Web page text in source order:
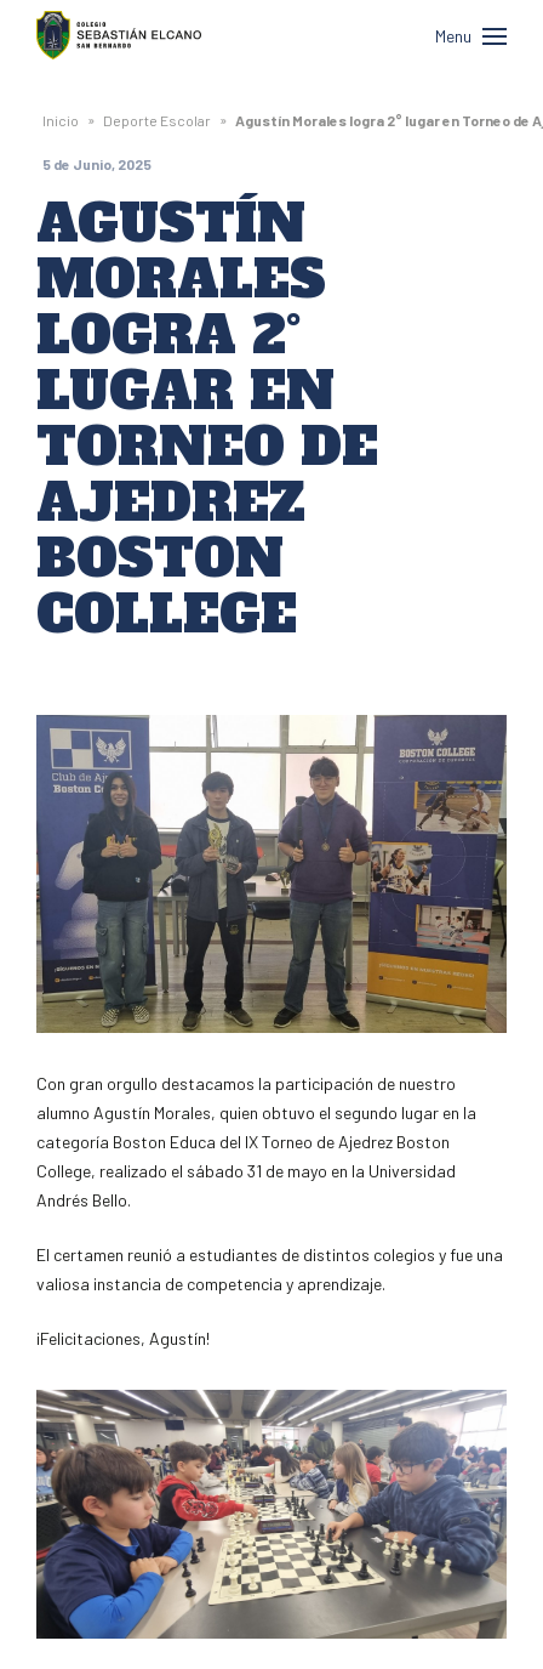
Colegio
Sebastián
Elcano
de
San
Bernardo
Menu
Inicio » Deporte Escolar » Agustín Morales logra 2° lugar en Torneo de
5 de Junio, 2025
AGUSTÍN
MORALES
LOGRA 2°
LUGAR EN
TORNEO DE
AJEDREZ
BOSTON
COLLEGE
Con gran orgullo destacamos la participación de nuestro
alumno Agustín Morales, quien obtuvo el segundo lugar en la
categoría Boston Educa del IX Torneo de Ajedrez Boston
College, realizado el sábado 31 de mayo en la Universidad
Andrés Bello.
El certamen reunió a estudiantes de distintos colegios y fue una
valiosa instancia de competencia y aprendizaje.
¡Felicitaciones, Agustín!